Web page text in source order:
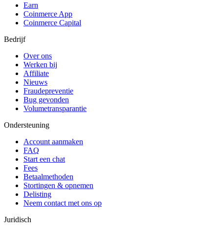
Earn
Coinmerce App
Coinmerce Capital
Bedrijf
Over ons
Werken bij
Affiliate
Nieuws
Fraudepreventie
Bug gevonden
Volumetransparantie
Ondersteuning
Account aanmaken
FAQ
Start een chat
Fees
Betaalmethoden
Stortingen & opnemen
Delisting
Neem contact met ons op
Juridisch